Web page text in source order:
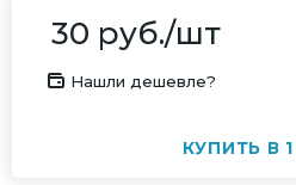
30 руб./шт
Нашли дешевле?
КУПИТЬ В